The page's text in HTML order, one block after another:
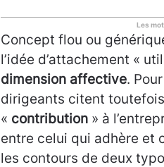
Les
Concept flou ou
l’idée d’attachement «
dimension affective.
dirigeants citent
« contribution » à
entre celui qui adhère et
les contours de deux